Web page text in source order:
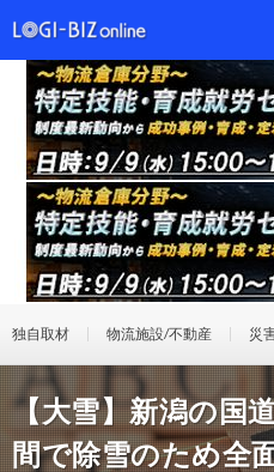
独自取材 物流施設/不動産 災
【大雪】新潟の国
間で除雪のため全